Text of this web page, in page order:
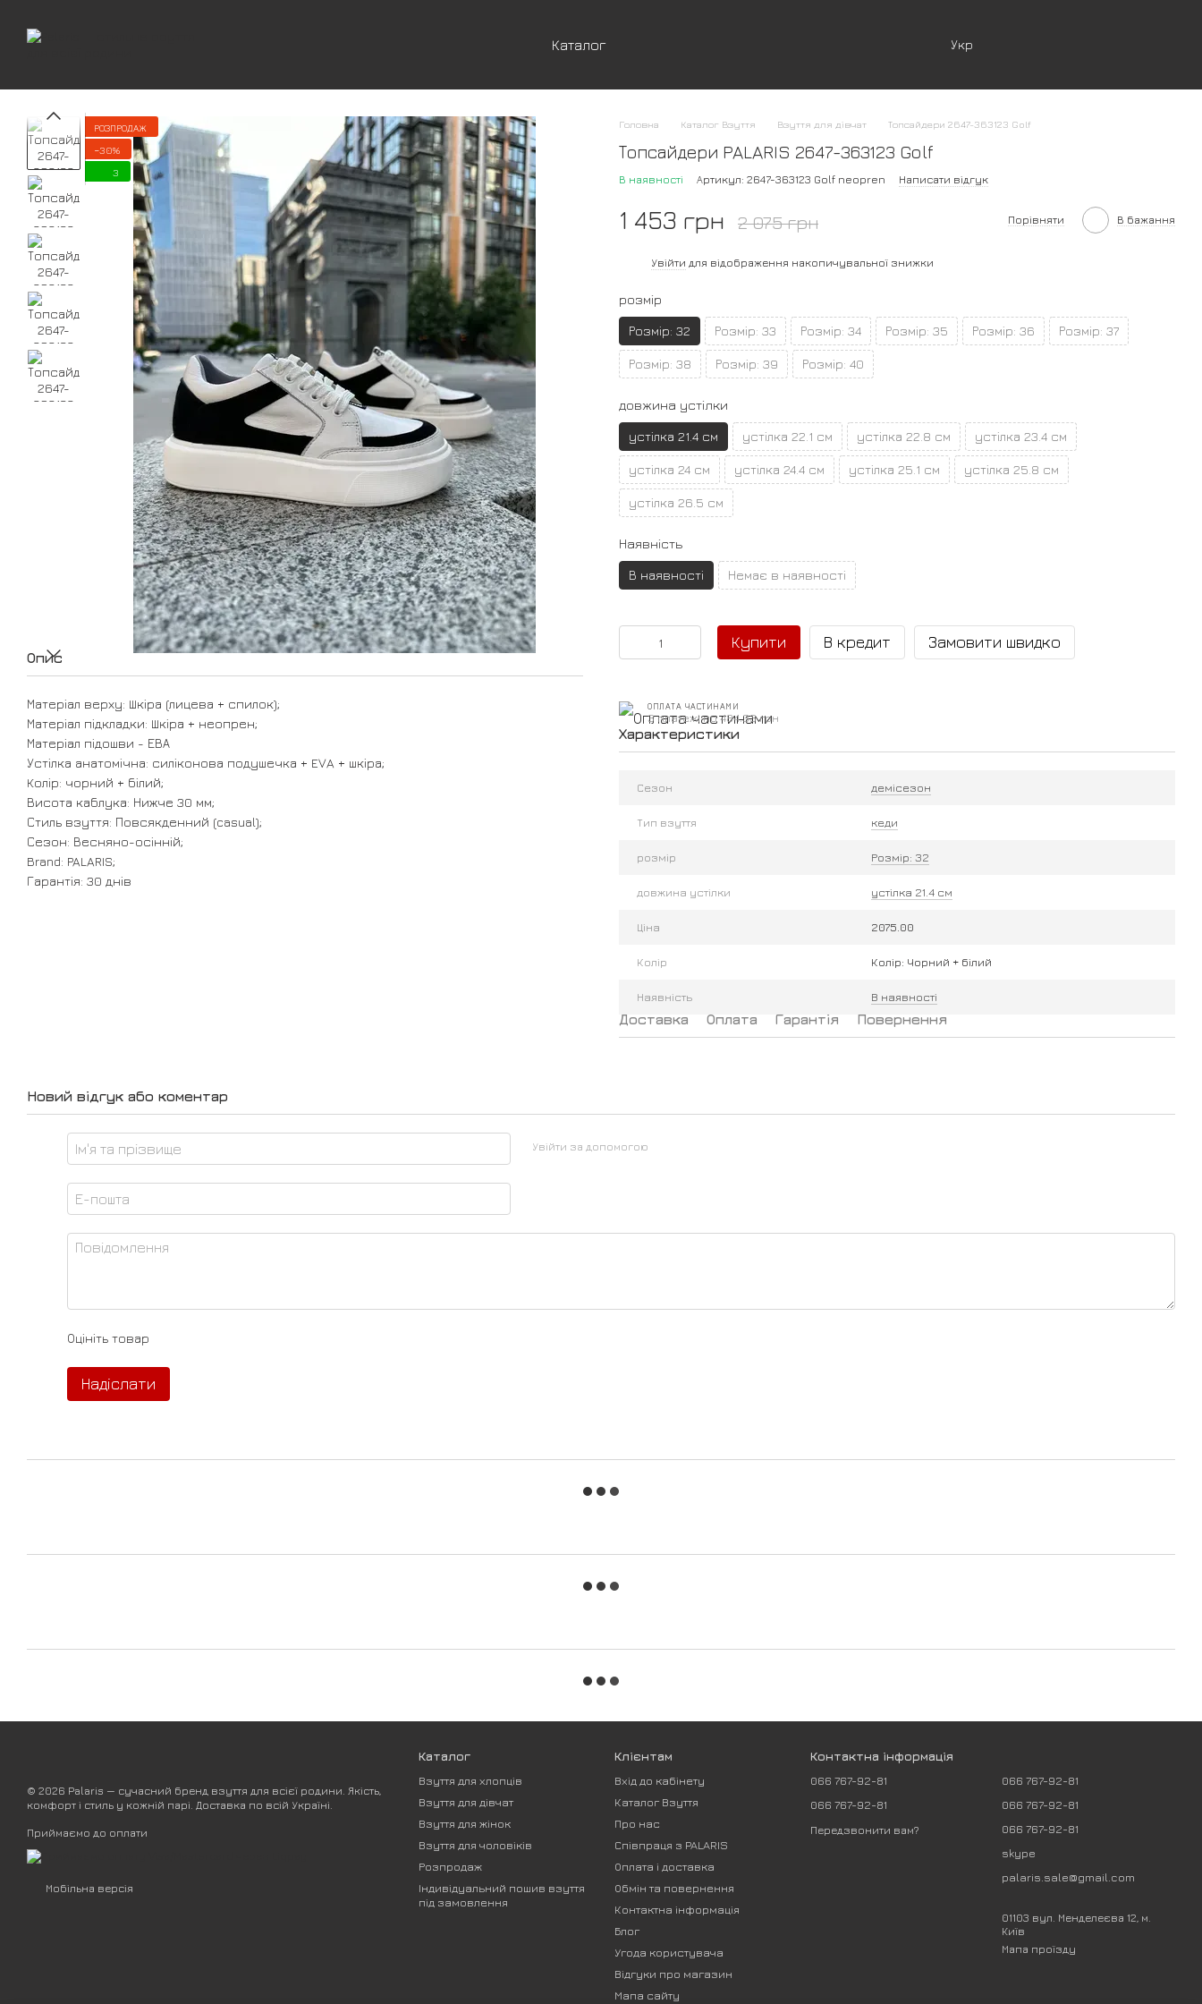
Каталог Укр
РОЗПРОДАЖ
−30%
3
Опис
Матеріал верху: Шкіра (лицева + спилок);
Матеріал підкладки: Шкіра + неопрен;
Матеріал підошви - ЕВА
Устілка анатомічна: силіконова подушечка + EVA + шкіра;
Колір: чорний + білий;
Висота каблука: Нижче 30 мм;
Стиль взуття: Повсякденний (casual);
Сезон: Весняно-осінній;
Brand: PALARIS;
Гарантія: 30 днів
Головна Каталог Взуття Взуття для дівчат Топсайдери 2647-363123 Golf
Топсайдери PALARIS 2647-363123 Golf
В наявності Артикул: 2647-363123 Golf neopren Написати відгук
1 453 грн 2 075 грн Порівняти В бажання
Увійти для відображення накопичувальної знижки
розмір
Розмір: 32 Розмір: 33 Розмір: 34 Розмір: 35 Розмір: 36 Розмір: 37
Розмір: 38 Розмір: 39 Розмір: 40
довжина устілки
устілка 21.4 см устілка 22.1 см устілка 22.8 см устілка 23.4 см
устілка 24 см устілка 24.4 см устілка 25.1 см устілка 25.8 см
устілка 26.5 см
Наявність
В наявності Немає в наявності
Купити В кредит Замовити швидко
ОПЛАТА ЧАСТИНАМИ
3 платежі по 484.33 грн
Характеристики
Сезон демісезон
Тип взуття кеди
розмір Розмір: 32
довжина устілки устілка 21.4 см
Ціна 2075.00
Колір Колір: Чорний + білий
Наявність В наявності
Доставка Оплата Гарантія Повернення
Новий відгук або коментар
Увійти за допомогою
Оцініть товар
Надіслати
© 2026 Palaris — сучасний бренд взуття для всієї родини. Якість,
комфорт і стиль у кожній парі. Доставка по всій Україні.
Приймаємо до оплати
Мобільна версія
Каталог
Взуття для хлопців
Взуття для дівчат
Взуття для жінок
Взуття для чоловіків
Розпродаж
Індивідуальний пошив взуття
під замовлення
Клієнтам
Вхід до кабінету
Каталог Взуття
Про нас
Співпраця з PALARIS
Оплата і доставка
Обмін та повернення
Контактна інформація
Блог
Угода користувача
Відгуки про магазин
Мапа сайту
Контактна інформація
066 767-92-81
066 767-92-81
Передзвонити вам?
066 767-92-81
066 767-92-81
066 767-92-81
skype
palaris.sale@gmail.com
01103 вул. Менделеєва 12, м.
Київ
Мапа проїзду